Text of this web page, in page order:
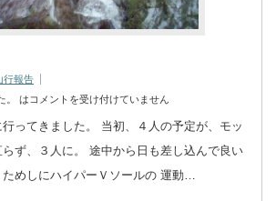
行報告
。 は コメントを受け付けていません
ってきました。 当初、４人の予定が、モッ
ず、３人に。 途中から日も差し込んで良い
めしにハイパーＶソールの 運動…